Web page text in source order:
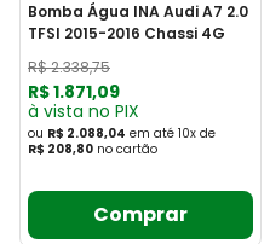
Bomba Água INA Audi A7 2.0
TFSI 2015-2016 Chassi 4G
R$2.338,75
R$1.871,09
à vista no PIX
ou R$ 2.088,04 em até 10x de
R$ 208,80 no cartão
Comprar